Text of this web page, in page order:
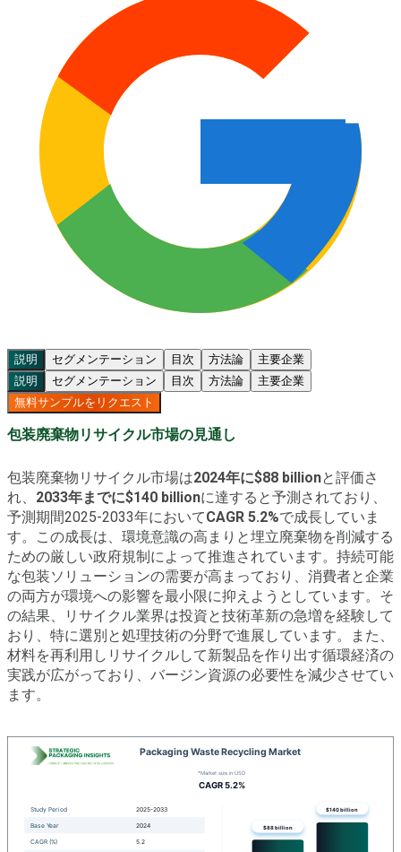
説明 セグメンテーション 目次 方法論
主要企業
説明
セグメンテーション 目次 方法論
主要企業
無料サンプルをリクエスト
包装廃棄物リサイクル市場の見通し
包装廃棄物リサイクル市場は2024年に$88 billionと評価さ
れ、 2033年までに$140 billionに達すると予測されており、
予測期間2025-2033年においてCAGR 5.2%で成長していま
す。この成長は、環境意識の高まりと埋立廃棄物を削減する
ための厳しい政府規制によって推進されています。持続可能
な包装ソリューションの需要が高まっており、消費者と企業
の両方が環境への影響を最小限に抑えようとしています。そ
の結果、リサイクル業界は投資と技術革新の急増を経験して
おり、特に選別と処理技術の分野で進展しています。また、
材料を再利用しリサイクルして新製品を作り出す循環経済の
実践が広がっており、バージン資源の必要性を減少させてい
ます。